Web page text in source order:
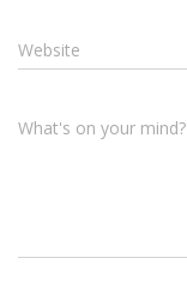
Website
What's on your mind?